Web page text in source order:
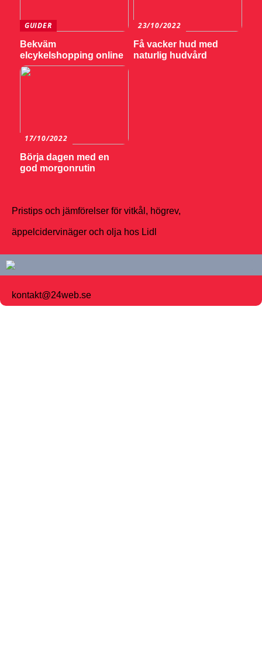
GUIDER
Bekväm
elcykelshopping online
23/10/2022
Få vacker hud med
naturlig hudvård
17/10/2022
Börja dagen med en
god morgonrutin
Pristips och jämförelser för vitkål, högrev,
äppelcidervinäger och olja hos Lidl
kontakt@24web.se